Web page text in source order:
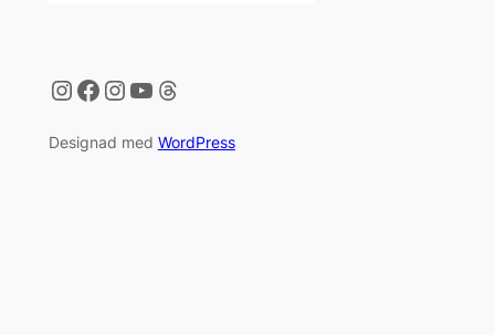
Instagram
Facebook
Instagram
YouTube
Threads
Designad med WordPress